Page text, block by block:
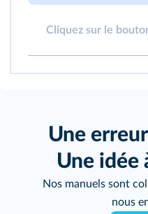
Cliquez sur le
Une
Une idée
Nos manuels sont
nous